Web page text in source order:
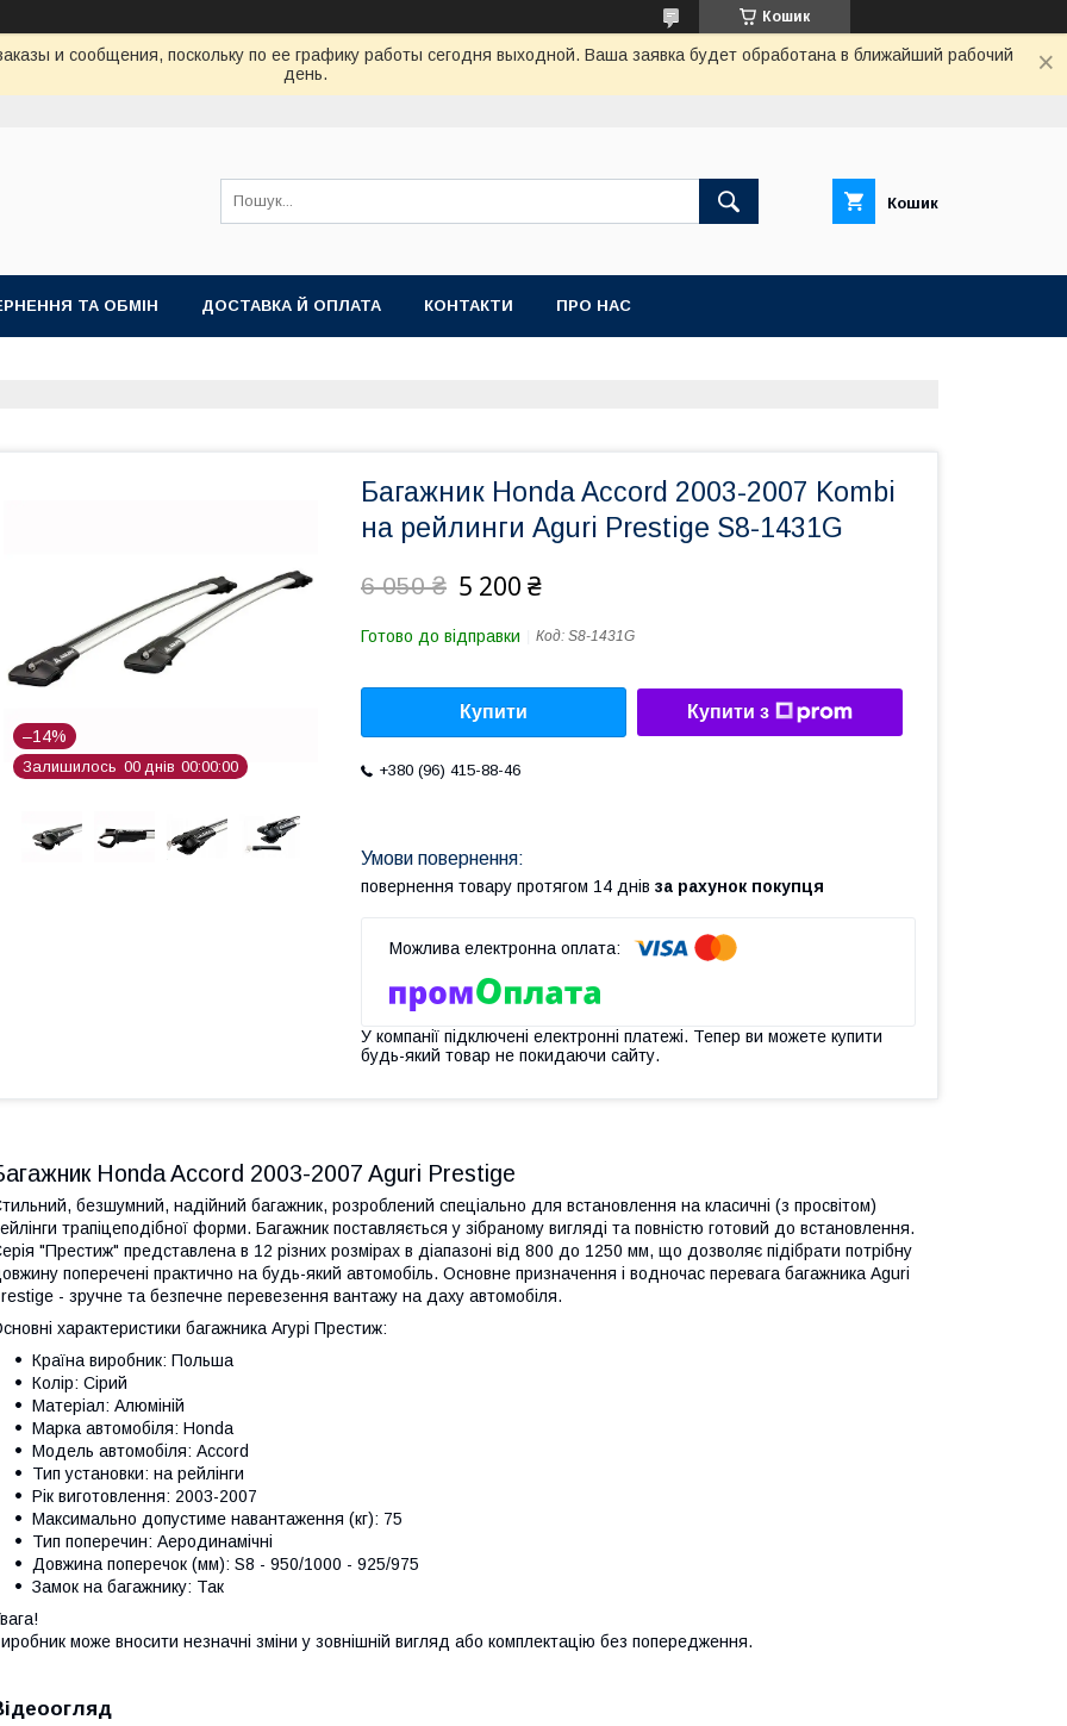
Кошик
и сообщения, поскольку по ее графику работы сегодня выходной. Ваша заявка будет обработана в ближайший рабочий
день.
Кошик
ТА ОБМІН ДОСТАВКА Й ОПЛАТА КОНТАКТИ ПРО НАС
–14%
Залишилось 00 днів 00 00 00
Багажник Honda Accord 2003-2007 Kombi
на рейлинги Aguri Prestige S8-1431G
6 050 ₴ 5 200 ₴
Готово до відправки Код: S8-1431G
Купити Купити з
+380 (96) 415-88-46
повернення товару протягом 14 днів за рахунок покупця
У компанії підключені електронні платежі. Тепер ви можете купити
будь-який товар не покидаючи сайту.
Honda Accord 2003-2007 Aguri Prestige
безшумний, надійний багажник, розроблений спеціально для встановлення на класичні (з просвітом)
трапіцеподібної форми. Багажник поставляється у зібраному вигляді та повністю готовий до встановлення.
"Престиж" представлена в 12 різних розмірах в діапазоні від 800 до 1250 мм, що дозволяє підібрати потрібну
поперечені практично на будь-який автомобіль. Основне призначення і водночас перевага багажника Aguri
- зручне та безпечне перевезення вантажу на даху автомобіля.
характеристики багажника Агурі Престиж:
Країна виробник: Польша
Колір: Сірий
Матеріал: Алюміній
Марка автомобіля: Honda
Модель автомобіля: Accord
Тип установки: на рейлінги
Рік виготовлення: 2003-2007
Максимально допустиме навантаження (кг): 75
Тип поперечин: Аеродинамічні
Довжина поперечок (мм): S8 - 950/1000 - 925/975
Замок на багажнику: Так
може вносити незначні зміни у зовнішній вигляд або комплектацію без попередження.